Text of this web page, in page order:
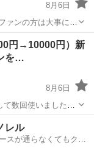
8月6日
。 また、動きます
廃盤
円→10000円）新
を…
8月6日
て数回使いました
ギング
レル
スが通らなくてもクル